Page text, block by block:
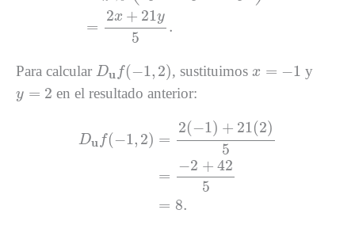
=
2x + 21y
5
.
Para calcular Du f(−1, 2)
Du (− ,2 ) , sustituimosx = −1
x y
y = 2
y en el resultado anterior:
Du f(−1, 2) =
2(−1) + 21(2)
5
=
−2 + 42
5
= 8.
)+ 21(2 5 =− 2+42